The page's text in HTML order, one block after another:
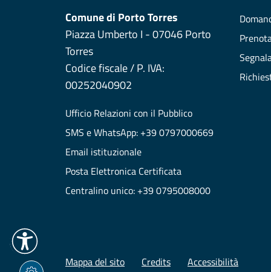
Comune di Porto Torres
Piazza Umberto I - 07046 Porto
Torres
Codice fiscale / P. IVA:
00252040902
Ufficio Relazioni con il Pubblico
SMS e WhatsApp: +39 0797000669
Email istituzionale
Posta Elettronica Certificata
Centralino unico: +39 0795008000
Mappa del sito Credits Accessibilità